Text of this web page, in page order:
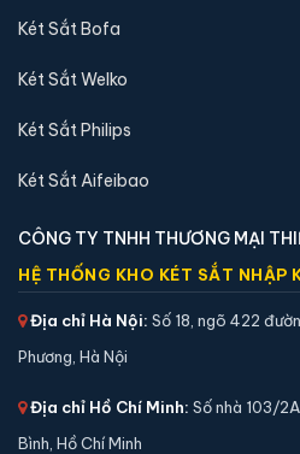
⚖️ Trọng lượng:
🛡️ Bảo hành:24 tháng
4,290,000 đ
Két Sắt Bofa
Két Sắt Welko
Két Sắt Philips
Két Sắt Aifeibao
CÔNG TY TNHH THƯƠNG MẠI
HỆ THỐNG KHO KÉT SẮT NHẬP
Địa chỉ Hà Nội: Số 18, ngõ 422
Phương, Hà Nội
Địa chỉ Hồ Chí Minh: Số nhà 103/
Bình, Hồ Chí Minh